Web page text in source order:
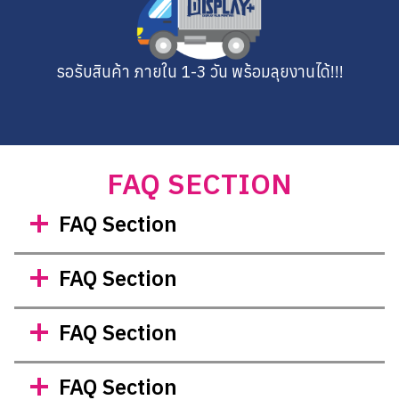
รอรับสินค้า ภายใน 1-3 วัน พร้อมลุยงานได้!!!
FAQ SECTION
FAQ Section
FAQ Section
FAQ Section
FAQ Section